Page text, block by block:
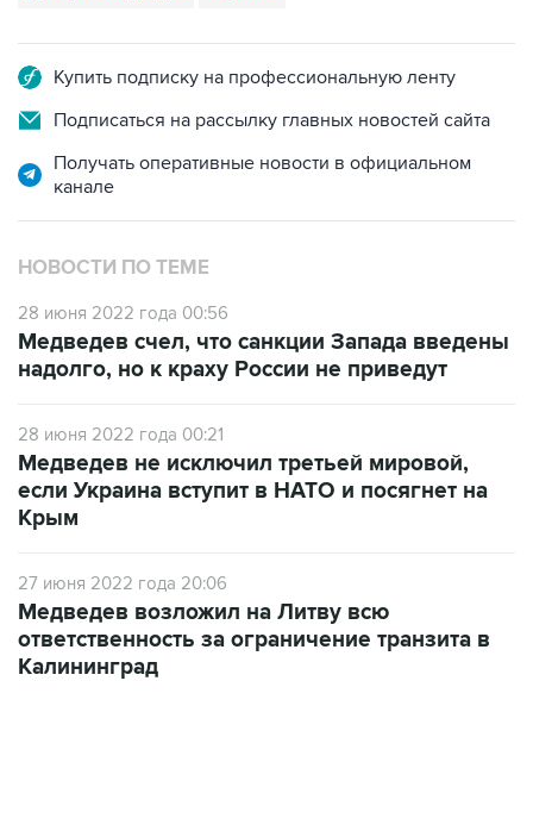
Купить подписку на профессиональную ленту
Подписаться на рассылку главных новостей сайта
Получать оперативные новости в официальном
канале
НОВОСТИ ПО ТЕМЕ
28 июня 2022 года 00:56
Медведев счел, что санкции Запада введены
надолго, но к краху России не приведут
28 июня 2022 года 00:21
Медведев не исключил третьей мировой,
если Украина вступит в НАТО и посягнет на
Крым
27 июня 2022 года 20:06
Медведев возложил на Литву всю
ответственность за ограничение транзита в
Калининград